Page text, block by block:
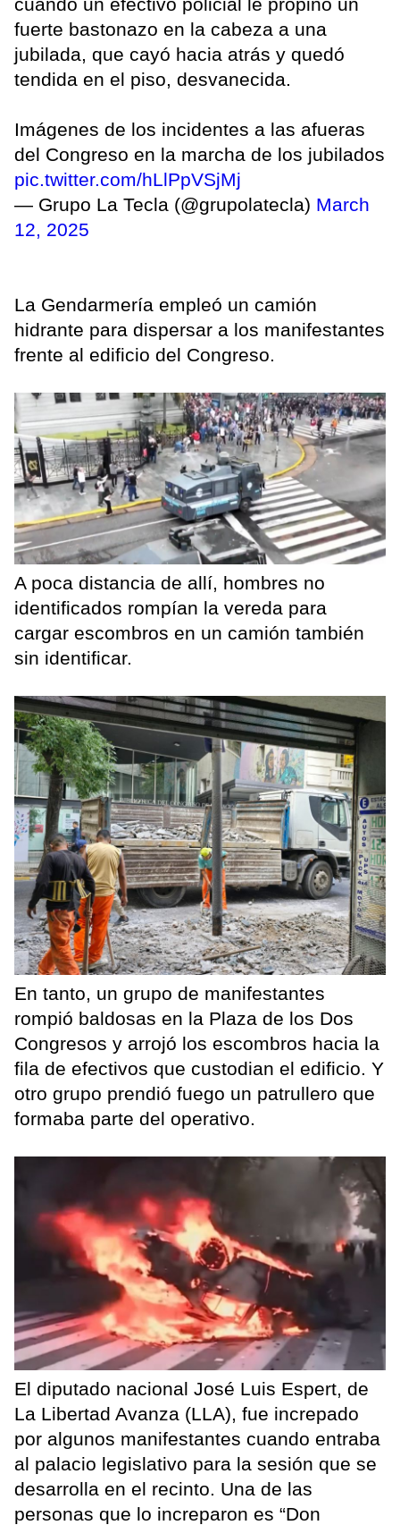
fuerte bastonazo en la cabeza a una
jubilada, que cayó hacia atrás y quedó
tendida en el piso, desvanecida.
Imágenes de los incidentes a las afueras
del Congreso en la marcha de los jubilados
pic.twitter.com/hLlPpVSjMj
— Grupo La Tecla (@grupolatecla) March
12, 2025
La Gendarmería empleó un camión
hidrante para dispersar a los manifestantes
frente al edificio del Congreso.
A poca distancia de allí, hombres no
identificados rompían la vereda para
cargar escombros en un camión también
sin identificar.
En tanto, un grupo de manifestantes
rompió baldosas en la Plaza de los Dos
Congresos y arrojó los escombros hacia la
fila de efectivos que custodian el edificio. Y
otro grupo prendió fuego un patrullero que
formaba parte del operativo.
El diputado nacional José Luis Espert, de
La Libertad Avanza (LLA), fue increpado
por algunos manifestantes cuando entraba
al palacio legislativo para la sesión que se
desarrolla en el recinto. Una de las
personas que lo increparon es “Don